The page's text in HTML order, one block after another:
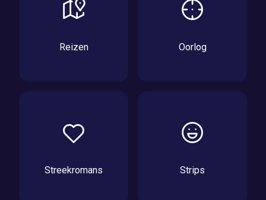
Reizen Oorlog
Streekromans Strips